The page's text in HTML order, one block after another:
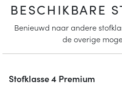
BESCHIKBARE
Benieuwd naar andere
de overige
Stofklasse 4 Premium